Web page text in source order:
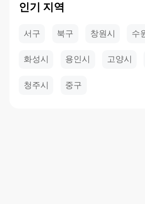
인기 지역
서구 북구 창원시 수
화성시 용인시 고양시
청주시 중구